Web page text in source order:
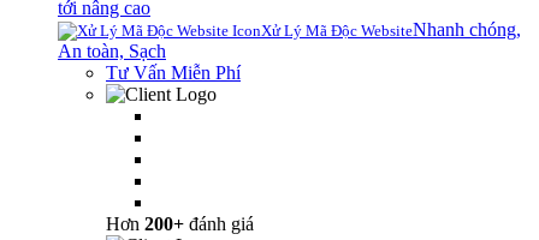
tới nâng cao
Xử Lý Mã Độc WebsiteNhanh chóng,
An toàn, Sạch
Tư Vấn Miễn Phí
Hơn 200+ đánh giá